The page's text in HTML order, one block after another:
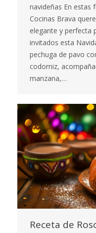
navideñas En estas
Cocinas Brava
elegante y perfecta
invitados esta
pechuga de pavo
codorniz,
manzana,…
Receta de